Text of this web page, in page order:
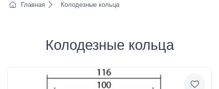
Главная Колодезные кольца
Колодезные кольца